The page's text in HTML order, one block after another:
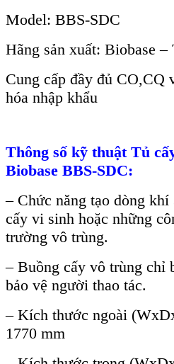
Model: BBS-SDC
Hãng sản xuất: Biobase –
Cung cấp đầy đủ CO,CQ
hóa nhập khẩu
Thông số kỹ thuật Tủ
Biobase BBS-SDC:
– Chức năng tạo dòng khí
cấy vi sinh hoặc những c
trường vô trùng.
– Buồng cấy vô trùng chỉ
bảo vệ người thao tác.
– Kích thước ngoài
1770 mm